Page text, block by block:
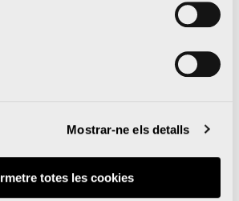
Mostrar-ne els detalls
totes les cookies
Trinidad Alfonso supera en el
preu de juliol els 10530 inscrits